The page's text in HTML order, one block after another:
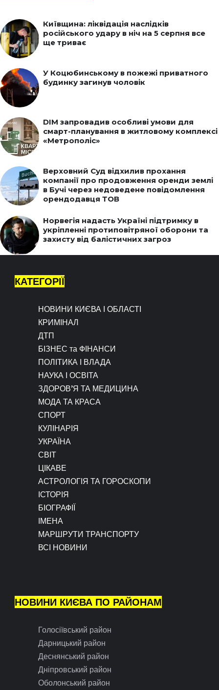
Київщина: ліквідація наслідків
російського удару в ніч на 5 серпня все
ще триває
У Коцюбинському в пожежі приватного
будинку загинув чоловік
DIM запровадив особливі умови для
смарт-планування в житловому комплексі
«Метрополіс»
Верховний Суд відхилив прохання
компанії про продовження оренди землі
в Бучі через недоведене повідомлення
орендодавця ТОВ
Норвегія надасть Україні підтримку в
укріпленні протиповітряної оборони та
захисту від балістичних загроз
КАТЕГОРІЇ
НОВИНИ КИЄВА І ОБЛАСТІ
КРИМІНАЛ
ДТП
БІЗНЕС та ФІНАНСИ
ПОЛІТИКА І ВЛАДА
НАУКА І ОСВІТА
ЗДОРОВ’Я ТА МЕДИЦИНА
МОДА ТА КРАСА
СПОРТ
КУЛІНАРІЯ
УКРАЇНА
СВІТ
ЦІКАВЕ
АСТРОЛОГІЯ ТА ГОРОСКОПИ
ІСТОРІЯ
БІОГРАФІЇ
ІМЕНА
МАРШРУТИ ТРАНСПОРТУ
ВСІ НОВИНИ
НОВИНИ КИЄВА ПО РАЙОНАМ
Голосіївський район
Дарницький район
Деснянський район
Дніпровський район
Оболонський район